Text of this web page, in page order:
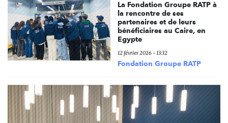
La Fondation Groupe RATP à
la rencontre de ses
partenaires et de leurs
bénéficiaires au Caire, en
Egypte
12 février 2026 - 13:32
Fondation Groupe RATP